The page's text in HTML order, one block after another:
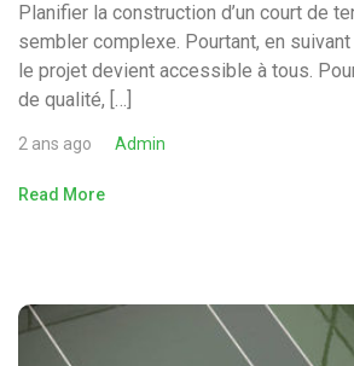
Planifier la construction d’un court de
sembler complexe. Pourtant, en
le projet devient accessible à tous.
de qualité, […]
2 ans ago Admin
Read More